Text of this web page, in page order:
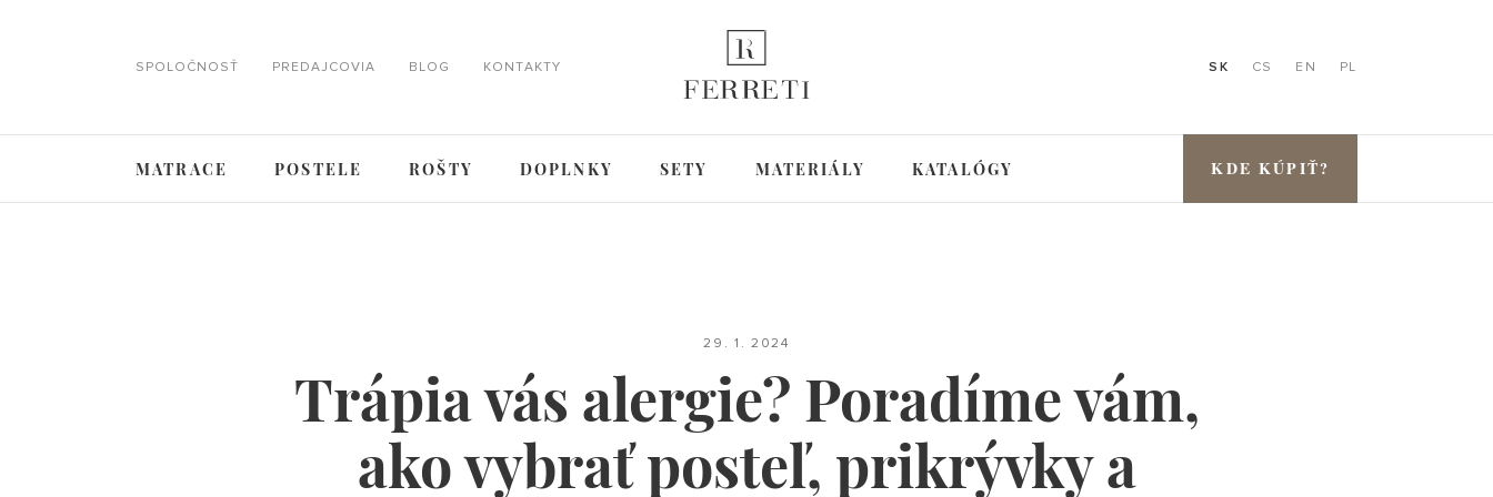
SPOLOČNOSŤ PREDAJCOVIA BLOG KONTAKTY SK CS EN PL
MATRACE POSTELE ROŠTY DOPLNKY SETY MATERIÁLY KATALÓGY KDE KÚPIŤ?
29. 1. 2024
Trápia vás alergie? Poradíme vám,
ako vybrať posteľ, prikrývky a